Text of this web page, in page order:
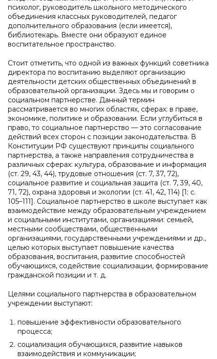
психолог, руководитель школьного методического
объединения классных руководителей, педагог
дополнительного образования (если имеется),
библиотекарь. Вместе они образуют единое
воспитательное пространство.
Стоит отметить, что одной из важных функций советника
директора по воспитанию выделяют организацию
деятельности детских общественных объединений в
образовательной организации. Здесь мы и говорим о
социальном партнерстве. Данный термин
рассматривается во многих областях, сферах: в праве,
экономике, политике и образовании. Если углубиться в
право, то социальное партнерство — это согласование
действий всех сторон с позиции законодательства. В
Конституции РФ существуют принципы социального
партнерства, а также направления сотрудничества в
различных сферах: культура, образование и информация
(ст. 29, 43, 44), трудовые отношения (ст. 7, 37, 72),
социальное развитие и социальная защита (ст. 7, 39, 40,
71, 72), охрана здоровья и экологии (ст. 41, 42, 114) [1; с.
105–111]. Социальное партнерство в школе выступает как
взаимодействие между образовательным учреждением
и социальными институтами, организациями: семьей,
местными сообществами, общественными
организациями, государственными учреждениями и др.,
целью которых выступает повышение качества
образования, воспитания, развитие способностей
обучающихся, содействие социализации, формирование
гражданской позиции и т. д.
Целями социального партнерства в образовательном
учреждении выступают:
повышение эффективности образовательного
процесса;
социализация обучающихся, развитие навыков
взаимодействия и коммуникации;